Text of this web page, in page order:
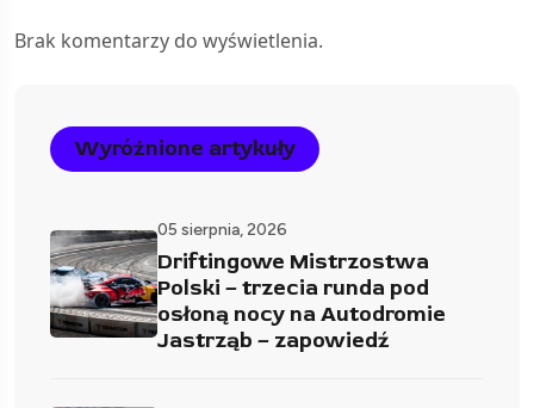
Brak komentarzy do wyświetlenia.
Wyróżnione artykuły
05 sierpnia, 2026
Driftingowe Mistrzostwa
Polski – trzecia runda pod
osłoną nocy na Autodromie
Jastrząb – zapowiedź